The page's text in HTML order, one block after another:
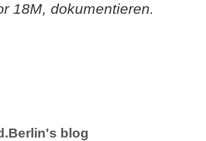
18M, dokumentieren.
blog